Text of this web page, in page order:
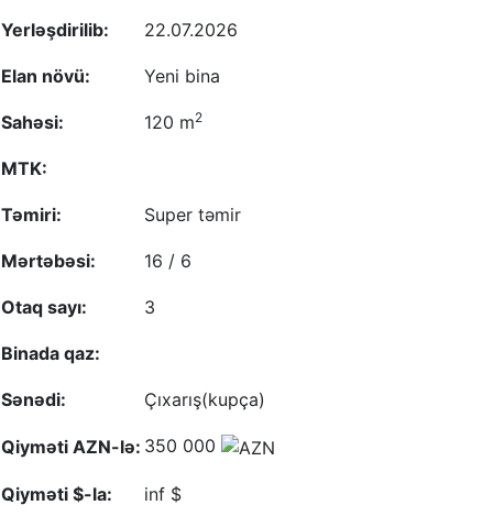
Yerləşdirilib: 22.07.2026
Elan növü: Yeni bina
Sahəsi: 120 m2
MTK:
Təmiri: Super təmir
Mərtəbəsi: 16 / 6
Otaq sayı: 3
Binada qaz:
Sənədi: Çıxarış(kupça)
Qiyməti AZN-lə: 350 000
Qiyməti $-la: inf $